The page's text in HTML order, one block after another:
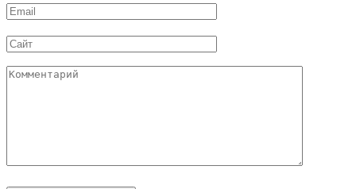
Email
Сайт
Комментарий